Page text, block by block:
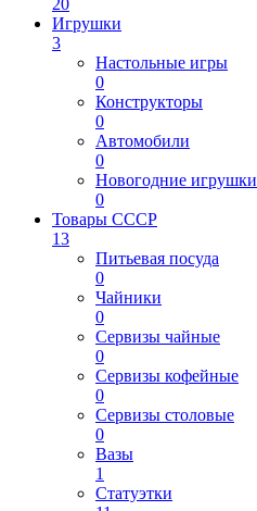
20
Игрушки
3
Настольные игры
0
Конструкторы
0
Автомобили
0
Новогодние игрушки
0
Товары СССР
13
Питьевая посуда
0
Чайники
0
Сервизы чайные
0
Сервизы кофейные
0
Сервизы столовые
0
Вазы
1
Статуэтки